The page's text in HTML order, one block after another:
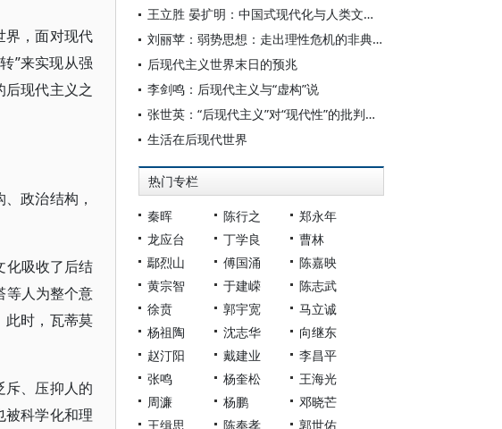
界，面对现代
”来实现从强
现代主义之
政治结构，
化吸收了后结
等人为整个意
此时，瓦蒂莫
斥、压抑人的
被科学化和理
王立胜 晏扩明：中国式现代化与人类文明发展
刘丽苹：弱势思想：走出理性危机的非典型后现代主义之路
后现代主义世界末日的预兆
李剑鸣：后现代主义与“虚构”说
张世英：“后现代主义”对“现代性”的批判与超越
生活在后现代世界
热门专栏
秦晖 陈行之
郑永年
龙应台
丁学良
曹林
鄢烈山
傅国涌
陈嘉映
黄宗智
于建嵘
陈志武
徐贲
郭宇宽
马立诚
杨祖陶
沈志华
向继东
赵汀阳
戴建业
李昌平
张鸣
杨奎松
王海光
周濂
杨鹏
邓晓芒
王缉思
陈奉孝
郭世佑